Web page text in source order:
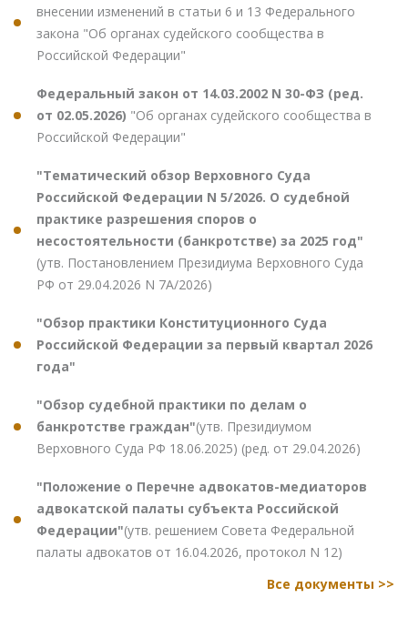
внесении изменений в статьи 6 и 13 Федерального
закона "Об органах судейского сообщества в
Российской Федерации"
Федеральный закон от 14.03.2002 N 30-ФЗ (ред.
от 02.05.2026) "Об органах судейского сообщества в
Российской Федерации"
"Тематический обзор Верховного Суда
Российской Федерации N 5/2026. О судебной
практике разрешения споров о
несостоятельности (банкротстве) за 2025 год"
(утв. Постановлением Президиума Верховного Суда
РФ от 29.04.2026 N 7А/2026)
"Обзор практики Конституционного Суда
Российской Федерации за первый квартал 2026
года"
"Обзор судебной практики по делам о
банкротстве граждан"(утв. Президиумом
Верховного Суда РФ 18.06.2025) (ред. от 29.04.2026)
"Положение о Перечне адвокатов-медиаторов
адвокатской палаты субъекта Российской
Федерации"(утв. решением Совета Федеральной
палаты адвокатов от 16.04.2026, протокол N 12)
Все документы >>